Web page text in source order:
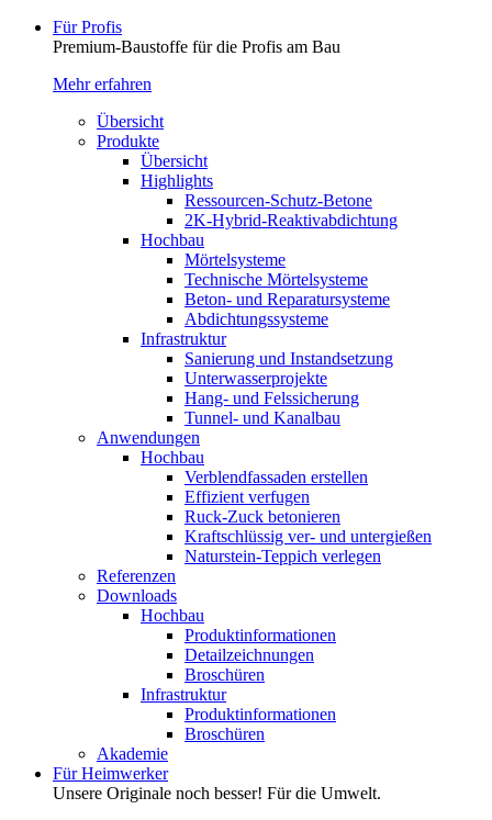
Für Profis
Premium-Baustoffe für die Profis am Bau
Mehr erfahren
Übersicht
Produkte
Übersicht
Highlights
Ressourcen-Schutz-Betone
2K-Hybrid-Reaktivab­dichtung
Hochbau
Mörtelsysteme
Technische Mörtelsysteme
Beton- und Reparatursysteme
Abdichtungssysteme
Infrastruktur
Sanierung und Instandsetzung
Unterwasserprojekte
Hang- und Felssicherung
Tunnel- und Kanalbau
Anwendungen
Hochbau
Verblendfassaden erstellen
Effizient verfugen
Ruck-Zuck betonieren
Kraftschlüssig ver- und untergießen
Naturstein-Teppich verlegen
Referenzen
Downloads
Hochbau
Produktinformationen
Detailzeichnungen
Broschüren
Infrastruktur
Produktinformationen
Broschüren
Akademie
Für Heimwerker
Unsere Originale noch besser! Für die Umwelt.